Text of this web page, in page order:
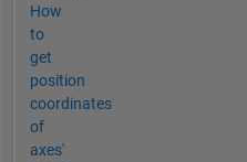
How
to
get
position
coordinates
of
axes'